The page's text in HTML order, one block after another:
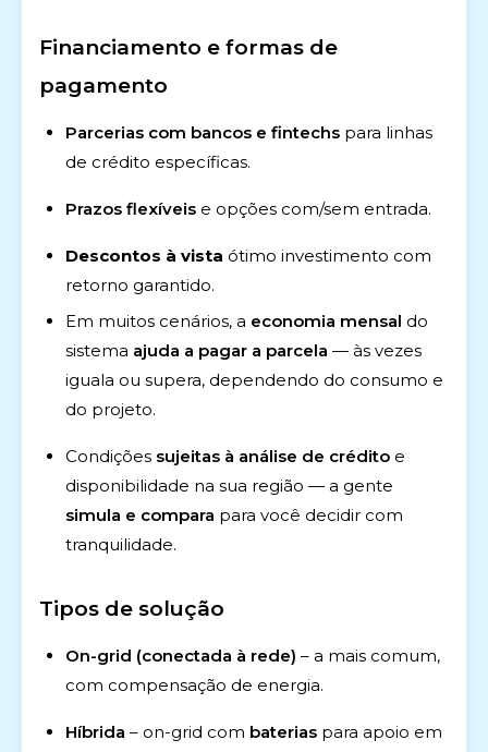
Financiamento e formas de
pagamento
Parcerias com bancos e fintechs para linhas
de crédito específicas.
Prazos flexíveis e opções com/sem entrada.
Descontos à vista ótimo investimento com
retorno garantido.
Em muitos cenários, a economia mensal do
sistema ajuda a pagar a parcela — às vezes
iguala ou supera, dependendo do consumo e
do projeto.
Condições sujeitas à análise de crédito e
disponibilidade na sua região — a gente
simula e compara para você decidir com
tranquilidade.
Tipos de solução
On-grid (conectada à rede) – a mais comum,
com compensação de energia.
Híbrida – on-grid com baterias para apoio em